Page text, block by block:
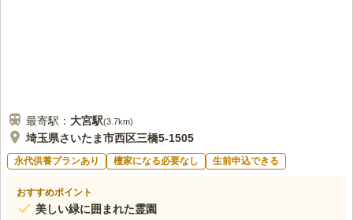
最寄駅： 大宮駅(3.7km)
埼玉県さいたま市西区三橋5-1505
永代供養プランあり 檀家になる必要なし 生前申込できる
おすすめポイント
美しい緑に囲まれた霊園